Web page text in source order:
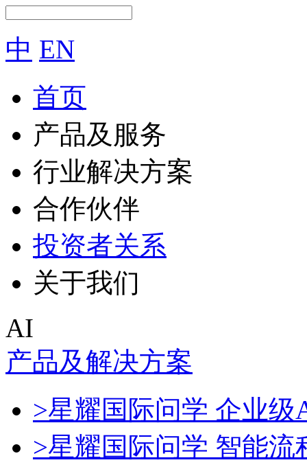
中 EN
首页
产品及服务
行业解决方案
合作伙伴
投资者关系
关于我们
AI
产品及解决方案
>星耀国际问学 企业级
>星耀国际问学 智能流